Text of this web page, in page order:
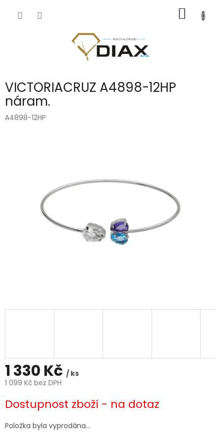
KOŠÍK
VICTORIACRUZ A4898-12HP
náram.
A4898-12HP
1 330 Kč / ks
1 099 Kč bez DPH
cena:
Dostupnost zboží - na dotaz
Položka byla vyprodána…